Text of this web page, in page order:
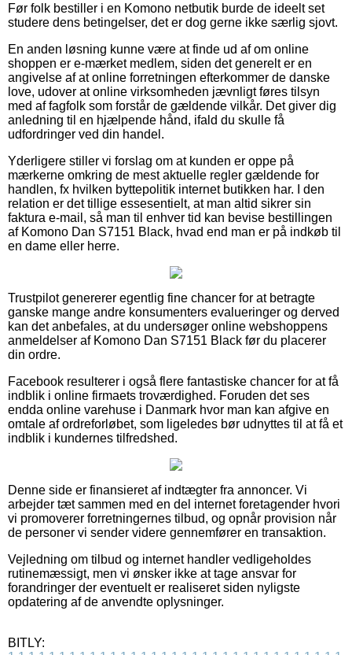
Før folk bestiller i en Komono netbutik burde de ideelt set
studere dens betingelser, det er dog gerne ikke særlig sjovt.
En anden løsning kunne være at finde ud af om online
shoppen er e-mærket medlem, siden det generelt er en
angivelse af at online forretningen efterkommer de danske
love, udover at online virksomheden jævnligt føres tilsyn
med af fagfolk som forstår de gældende vilkår. Det giver dig
anledning til en hjælpende hånd, ifald du skulle få
udfordringer ved din handel.
Yderligere stiller vi forslag om at kunden er oppe på
mærkerne omkring de mest aktuelle regler gældende for
handlen, fx hvilken byttepolitik internet butikken har. I den
relation er det tillige essesentielt, at man altid sikrer sin
faktura e-mail, så man til enhver tid kan bevise bestillingen
af Komono Dan S7151 Black, hvad end man er på indkøb til
en dame eller herre.
Trustpilot genererer egentlig fine chancer for at betragte
ganske mange andre konsumenters evalueringer og derved
kan det anbefales, at du undersøger online webshoppens
anmeldelser af Komono Dan S7151 Black før du placerer
din ordre.
Facebook resulterer i også flere fantastiske chancer for at få
indblik i online firmaets troværdighed. Foruden det ses
endda online varehuse i Danmark hvor man kan afgive en
omtale af ordreforløbet, som ligeledes bør udnyttes til at få et
indblik i kundernes tilfredshed.
Denne side er finansieret af indtægter fra annoncer. Vi
arbejder tæt sammen med en del internet foretagender hvori
vi promoverer forretningernes tilbud, og opnår provision når
de personer vi sender videre gennemfører en transaktion.
Vejledning om tilbud og internet handler vedligeholdes
rutinemæssigt, men vi ønsker ikke at tage ansvar for
forandringer der eventuelt er realiseret siden nyligste
opdatering af de anvendte oplysninger.
BITLY: